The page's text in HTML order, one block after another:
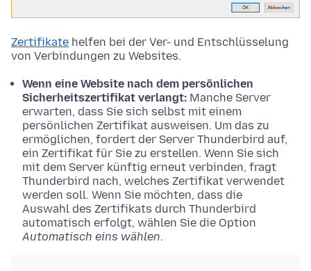
Zertifikate helfen bei der Ver- und Entschlüsselung
von Verbindungen zu Websites.
Wenn eine Website nach dem persönlichen
Sicherheitszertifikat verlangt: Manche Server
erwarten, dass Sie sich selbst mit einem
persönlichen Zertifikat ausweisen. Um das zu
ermöglichen, fordert der Server Thunderbird auf,
ein Zertifikat für Sie zu erstellen. Wenn Sie sich
mit dem Server künftig erneut verbinden, fragt
Thunderbird nach, welches Zertifikat verwendet
werden soll. Wenn Sie möchten, dass die
Auswahl des Zertifikats durch Thunderbird
automatisch erfolgt, wählen Sie die Option
Automatisch eins wählen.